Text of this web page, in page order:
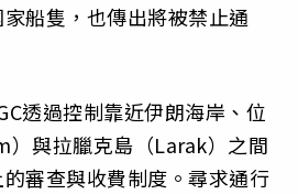
船隻，也傳出將被禁止通
透過控制靠近伊朗海岸、位
）與拉臘克島（Larak）之間
審查與收費制度。尋求通行